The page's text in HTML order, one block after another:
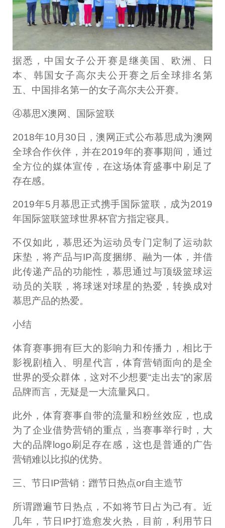
据悉，中国女子公开赛是继美国、欧洲、日
本、韩国女子高尔夫公开赛之后全球排名第
五、中国排名第一的女子高尔夫公开赛。
④慕思X澳网、国际篮联
2018年10月30日，澳网正式公布慕思成为澳网
全球合作伙伴，并在2019年的赛事期间，通过
全方位的媒体宣传，在这场体育盛事中刷足了
存在感。
2019年5月慕思正式携手国际篮联，成为2019
年国际篮联篮球世界杯官方指定寝具。
不仅如此，慕思还为运动员专门定制了运动款
床垫，将产品与IP高度捆绑、融为一体，并借
此传递产品的功能性，慕思通过与顶级篮球运
动员的关联，将球迷对球星的热爱，转换成对
慕思产品的热爱。
小结
体育赛事拥有巨大的影响力和传播力，相比于
影视剧植入、明星代言，体育营销面向的是全
世界的受众群体，这对不少想要“走出去”的家居
品牌而言，无疑是一大流量风口。
此外，体育赛事自带的流量和粉丝效应，也成
为了企业借势营销的重点，当赛事举行时，大
大的品牌logo刷足存在感，这也是普通的广告
营销难以比拟的优势。
三、节日IP营销：蹭节日热点or自主造节
所谓蹭遍节日热点，不如将节日占为己有。近
几年，节日IP打造愈发火热，目前，利用节日